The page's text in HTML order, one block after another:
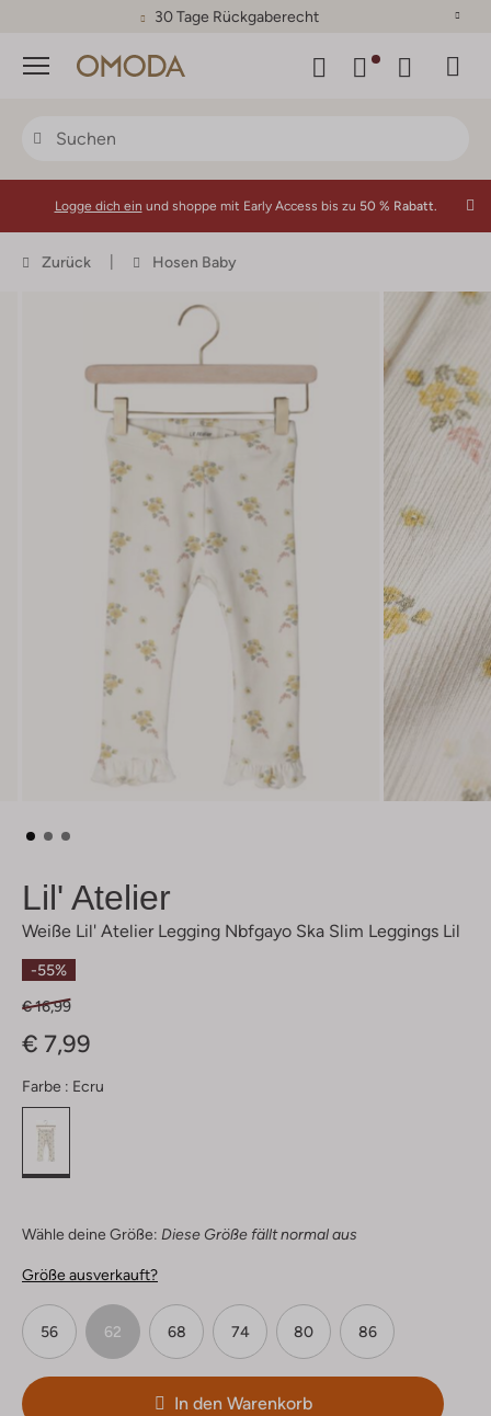
30 Tage Rückgaberecht
Menü
Logge dich ein und shoppe mit Early Access bis zu 50 % Rabatt.
Zurück Hosen Baby
Lil' Atelier
Weiße Lil' Atelier Legging Nbfgayo Ska Slim Leggings Lil
-55%
€ 16,99
€ 7,99
Farbe : Ecru
Wähle deine Größe: Diese Größe fällt normal aus
Größe ausverkauft?
56 62 68 74 80 86
In den Warenkorb